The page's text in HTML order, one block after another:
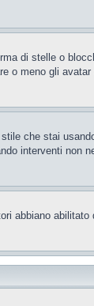
di stelle o
o meno gli
che stai
interventi non
abbiano